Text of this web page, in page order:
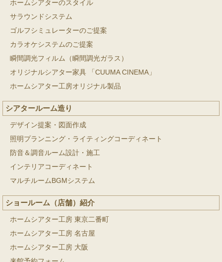
ホームシアターのスタイル
サラウンドシステム
ゴルフシミュレーターのご提案
カラオケシステムのご提案
瞬間調光フィルム（瞬間調光ガラス）
オリジナルシアター家具 「CUUMA CINEMA」
ホームシアター工房オリジナル製品
シアタールーム造り
デザイン提案・図面作成
照明プランニング・ライティングコーディネート
防音＆調音ルーム設計・施工
インテリアコーディネート
マルチルームBGMシステム
ショールーム（店舗）紹介
ホームシアター工房 東京二番町
ホームシアター工房 名古屋
ホームシアター工房 大阪